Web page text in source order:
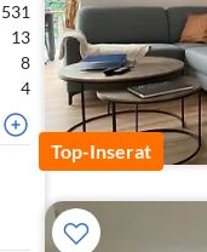
531
13
8
4
Top-Inserat